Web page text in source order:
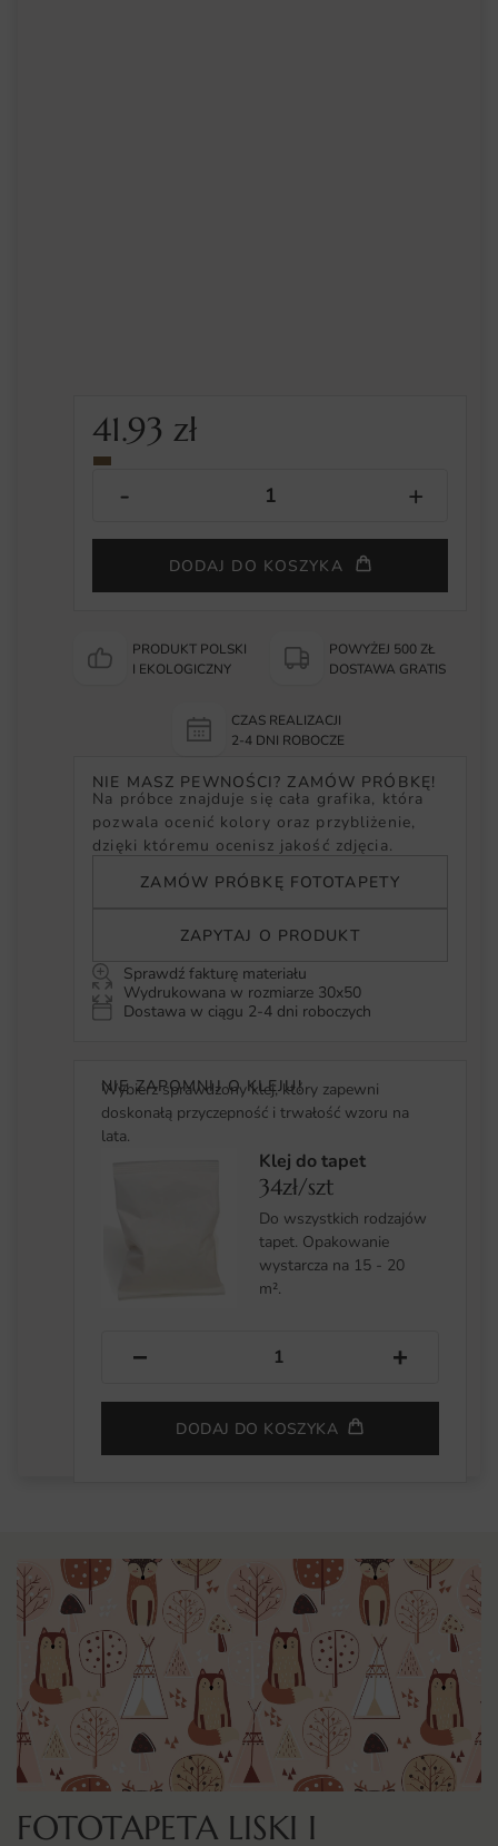
41.93zł
DODAJ DO KOSZYKA
PRODUKT POLSKI
I EKOLOGICZNY
POWYŻEJ 500 ZŁ
DOSTAWA GRATIS
CZAS REALIZACJI
2-4 DNI ROBOCZE
NIE MASZ PEWNOŚCI? ZAMÓW PRÓBKĘ!
Na próbce znajduje się cała grafika, która
pozwala ocenić kolory oraz przybliżenie,
dzięki któremu ocenisz jakość zdjęcia.
ZAMÓW PRÓBKĘ FOTOTAPETY
ZAPYTAJ O PRODUKT
Sprawdź fakturę materiału
Wydrukowana w rozmiarze 30x50
Dostawa w ciągu 2-4 dni roboczych
NIE ZAPOMNIJ O KLEJU!
Wybierz sprawdzony klej, który zapewni
doskonałą przyczepność i trwałość wzoru na
lata.
Klej do tapet
34zł/szt
Do wszystkich rodzajów
tapet. Opakowanie
wystarcza na 15 - 20
m².
− +
DODAJ DO KOSZYKA
FOTOTAPETA LISKI I